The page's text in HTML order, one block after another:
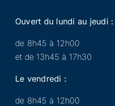
Ouvert du lundi au jeudi :
de 8h45 à 12h00
et de 13h45 à 17h30
Le vendredi :
de 8h45 à 12h00